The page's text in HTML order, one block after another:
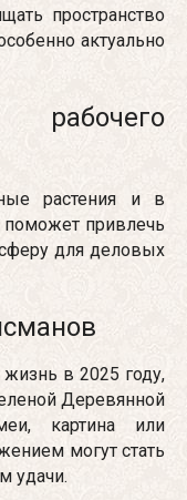
пространство
актуально
растения и в
поможет привлечь
для деловых
в 2025 году,
Деревянной
картина или
могут стать
удачи.